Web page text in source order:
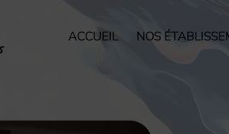
ACCUEIL NOS